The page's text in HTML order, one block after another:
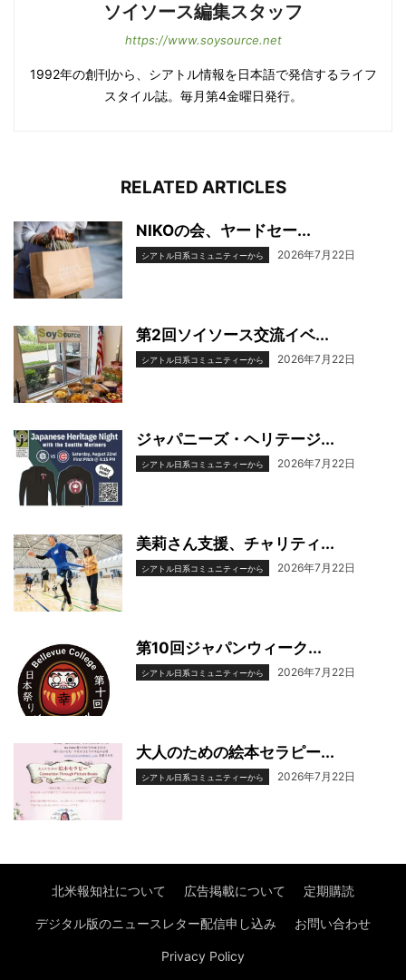
ソイソース編集スタッフ
https://www.soysource.net
1992年の創刊から、シアトル情報を日本語で発信するライフ
スタイル誌。毎月第4金曜日発行。
RELATED ARTICLES
NIKOの会、ヤードセー...
シアトル日系コミュニティーから 2026年7月22日
第2回ソイソース交流イベ...
シアトル日系コミュニティーから 2026年7月22日
ジャパニーズ・ヘリテージ...
シアトル日系コミュニティーから 2026年7月22日
美莉さん支援、チャリティ...
シアトル日系コミュニティーから 2026年7月22日
第10回ジャパンウィーク...
シアトル日系コミュニティーから 2026年7月22日
大人のための絵本セラピー...
シアトル日系コミュニティーから 2026年7月22日
北米報知社について 広告掲載について 定期購読
デジタル版のニュースレター配信申し込み お問い合わせ
Privacy Policy